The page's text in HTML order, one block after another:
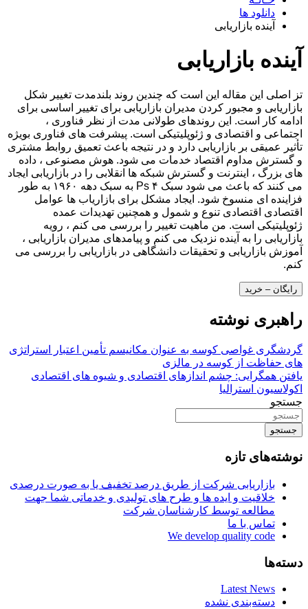
دانلود ها
آینده بازاریابی
آینده بازاریابی
تز اصلی این مقاله این است که چندین روند بلندمدت تغییر شکل
بازاریابی و مجبور کردن مدیران بازاریابی برای تغییر اساسی برای
ادامه کار است. این روندهای طولانی مدت از نظر فناوری ،
اجتماعی و اقتصادی و ژئوپلیتیکی است. پیشرفت های فناوری بویژه
تأثیر عمیقی بر بازاریابی دارد و در نتیجه باعث تعمیق روابط مشتری
و گسترش مداوم اقتصاد خدمات می شود. هوش مصنوعی ، داده
های بزرگ ، اینترنت و گسترش شبکه ها انقلابی را در بازاریابی ایجاد
می کنند که باعث می شود سبک ۴ Ps به سبک دهه ۱۹۶۰ به طور
فزاینده ای منسوخ شود. ایجاد مشکل برای بازاریاب ها عوامل
اقتصادی اقتصادی تنوع و شمول و همچنین تهدیدات عمده
ژئوپلیتیکی است. من ماهیت تغییر را بررسی می کنم ، رویه
بازاریابی را به آینده نزدیک می کنم و پیامدهای مدیران بازاریابی ،
آموزش بازاریابی و تحقیقات دانشگاهی در بازاریابی را بررسی می
کنم.
رایگان – خرید
راهبری نوشته
گردشگری غواصی کوسه به عنوان مکانیسم تأمین اعتبار استراتژی
های حفاظت از کوسه در مالزی
یافتن همگرایی: چشم اندازهای اقتصادی و شیوه های اقتصادی
اکولاسیون استرالیا
جستجو
جستجو
نوشته‌های تازه
بازاریابی شرکت از طریق درصد تخفیف یا به صورت درصدی
خلاقیت و ایده ها و طرح های تولیدی و خدماتی شما جهت
مطالعه توسط کارشناسان شرکت
تماس با ما
We develop quality code
دسته‌ها
Latest News
دسته‌بندی نشده